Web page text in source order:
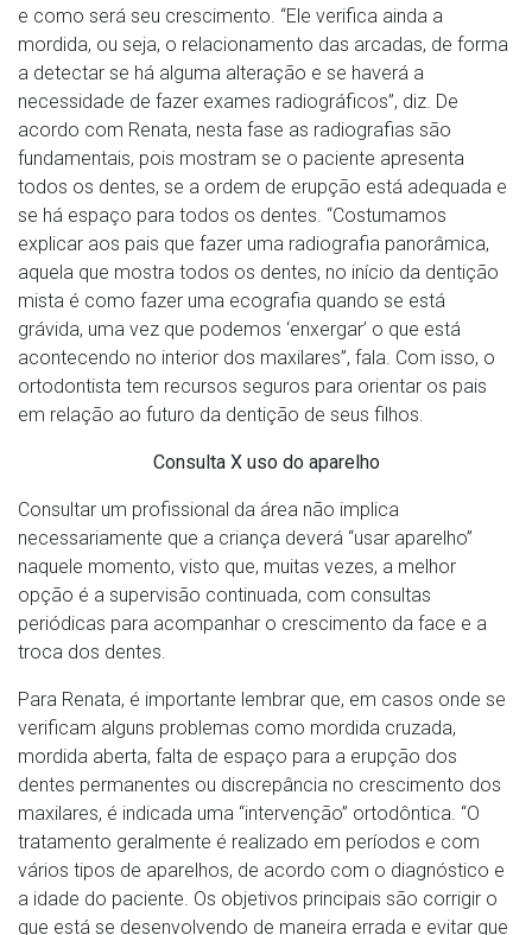
e como será seu crescimento. “Ele verifica ainda a
mordida, ou seja, o relacionamento das arcadas, de forma
a detectar se há alguma alteração e se haverá a
necessidade de fazer exames radiográficos”, diz. De
acordo com Renata, nesta fase as radiografias são
fundamentais, pois mostram se o paciente apresenta
todos os dentes, se a ordem de erupção está adequada e
se há espaço para todos os dentes. “Costumamos
explicar aos pais que fazer uma radiografia panorâmica,
aquela que mostra todos os dentes, no início da dentição
mista é como fazer uma ecografia quando se está
grávida, uma vez que podemos ‘enxergar’ o que está
acontecendo no interior dos maxilares”, fala. Com isso, o
ortodontista tem recursos seguros para orientar os pais
em relação ao futuro da dentição de seus filhos.
Consulta X uso do aparelho
Consultar um profissional da área não implica
necessariamente que a criança deverá “usar aparelho”
naquele momento, visto que, muitas vezes, a melhor
opção é a supervisão continuada, com consultas
periódicas para acompanhar o crescimento da face e a
troca dos dentes.
Para Renata, é importante lembrar que, em casos onde se
verificam alguns problemas como mordida cruzada,
mordida aberta, falta de espaço para a erupção dos
dentes permanentes ou discrepância no crescimento dos
maxilares, é indicada uma “intervenção” ortodôntica. “O
tratamento geralmente é realizado em períodos e com
vários tipos de aparelhos, de acordo com o diagnóstico e
a idade do paciente. Os objetivos principais são corrigir o
que está se desenvolvendo de maneira errada e evitar que